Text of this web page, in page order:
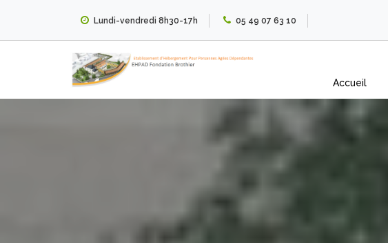
content
Lundi-vendredi 8h30-17h 05 49 07 63 10
EHPAD Fondation
Accueil